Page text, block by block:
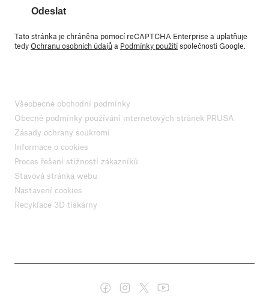
Odeslat
Tato stránka je chráněna pomocí reCAPTCHA Enterprise a uplatňuje
tedyOchranu osobních údajůa Podmínky použitíspolečnosti Google.
Všeobecné obchodní podmínky
Obecné podmínky používání internetových stránek PRUSA
Zásady ochrany soukromí
Informace o cookies
Proces řešení stížností zákazníků
Stavová stránka webu
Nastavení cookies
Recyklace 3D tiskárny